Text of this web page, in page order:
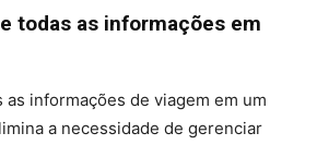
todas as informações em
informações de viagem em um
a necessidade de gerenciar